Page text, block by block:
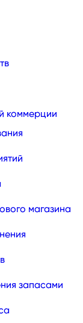
коммерции
магазина
запасами